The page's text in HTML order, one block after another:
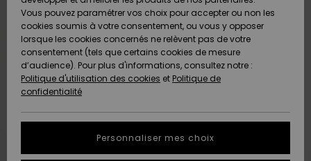
Snow
Nouveautés
A
Découvrir
Snow
Nouveautés
A
Découvrir
A
Découvrir
Communauté
AIDE &
CONTACT
Quiksilver
Freedom
Protection
des
tailles
MAGASINS
QUIKSILVER
Vous pouvez paramétrer vos choix pour accepter ou non les
cookies soumis à votre consentement, ou vous y opposer
lorsque les cookies concernés ne relèvent pas de votre
consentement (tels que certains cookies de mesure
d’audience). Pour plus d'informations, consultez notre :
Politique d'utilisation des cookies et Politique de
confidentialité
Personnaliser mes choix